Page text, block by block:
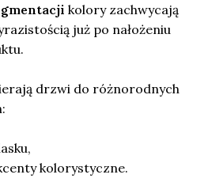
kolory zachwycają
już po nałożeniu
drzwi do różnorodnych
kolorystyczne.